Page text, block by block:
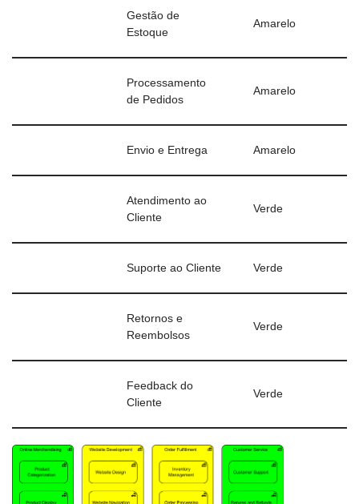
Gestão de
Estoque
Amarelo
Processamento
de Pedidos
Amarelo
Envio e Entrega Amarelo
Atendimento ao
Cliente
Verde
Suporte ao Cliente Verde
Retornos e
Reembolsos
Verde
Feedback do
Cliente
Verde